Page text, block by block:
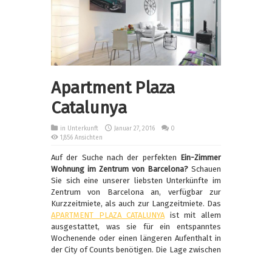
Apartment Plaza
Catalunya
in Unterkunft Januar 27, 2016
0
1,856 Ansichten
Auf der Suche nach der perfekten Ein-Zimmer
Wohnung im Zentrum von Barcelona? Schauen
Sie sich eine unserer liebsten Unterkünfte im
Zentrum von Barcelona an, verfügbar zur
Kurzzeitmiete, als auch zur Langzeitmiete. Das
APARTMENT PLAZA CATALUNYAist mit allem
ausgestattet, was sie für ein entspanntes
Wochenende oder einen längeren Aufenthalt in
der City of Counts benötigen. Die Lage zwischen